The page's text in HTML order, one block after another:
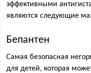
эффективными
являются следующие
Бепантен
Самая безопасная
для детей, которая